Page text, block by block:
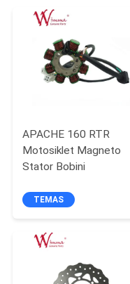
POLITIKASI
APACHE 160 RTR
Motosiklet Magneto
Stator Bobini
TEMAS